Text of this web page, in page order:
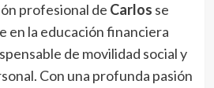
profesional de Carlos se
en la educación financiera
de movilidad social y
Con una profunda pasión